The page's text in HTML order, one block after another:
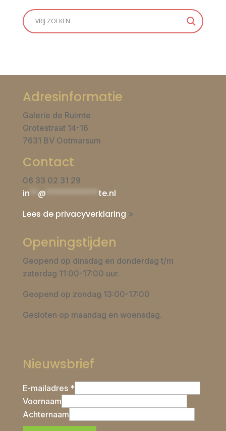
Adresinformatie
Galerie de Ruimte
Grotestraat 14-16
7631 BV Ootmarsum
Contact
06 33 02 31 29
in @
te.nl
Lees de privacyverklaring >
Openingstijden
Geopend op dinsdag en donderdag t/m
zaterdag 11:00-17:00 uur.
Geopend op zondag 13:00-17:00
Gesloten op maandag en woensdag.
Nieuwsbrief
E-mailadres *
Voornaam
Achternaam